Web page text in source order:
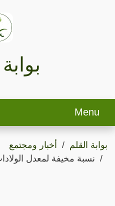
Menu
بوابة القلم
أخبار ومجتمع
نسبة مخيفة لمعدل